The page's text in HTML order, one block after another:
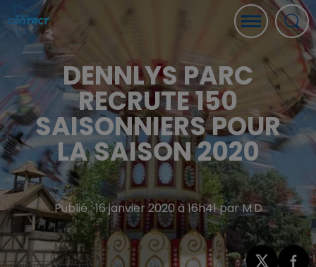
DENNLYS PARC
RECRUTE 150
SAISONNIERS POUR
LA SAISON 2020
Publié : 16 janvier 2020 à 16h41 par M.D